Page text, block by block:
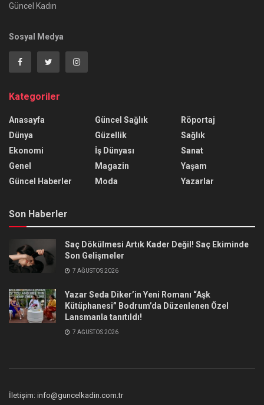
Güncel Kadın
Sosyal Medya
Kategoriler
Anasayfa
Dünya
Ekonomi
Genel
Güncel Haberler
Güncel Sağlık
Güzellik
İş Dünyası
Magazin
Moda
Röportaj
Sağlık
Sanat
Yaşam
Yazarlar
Son Haberler
Saç Dökülmesi Artık Kader Değil! Saç Ekiminde
Son Gelişmeler
7 AĞUSTOS 2026
Yazar Seda Diker’in Yeni Romanı “Aşk
Kütüphanesi” Bodrum’da Düzenlenen Özel
Lansmanla tanıtıldı!
7 AĞUSTOS 2026
İletişim: info@guncelkadin.com.tr